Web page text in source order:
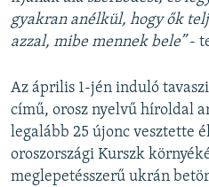
gyakran anélkül, hogy ők
azzal, mibe mennek bele” -
Az április 1-jén induló
című, orosz nyelvű híroldal
legalább 25 újonc vesztette
oroszországi Kurszk
meglepetésszerű ukrán